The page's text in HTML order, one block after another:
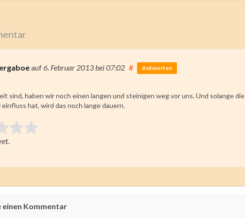
auf6. Februar 2013 bei 07:02 # Antworten
sind, haben wir noch einen langen und steinigen weg vor uns. Und solange die
einfluss hat, wird das noch lange dauern.
einen Kommentar